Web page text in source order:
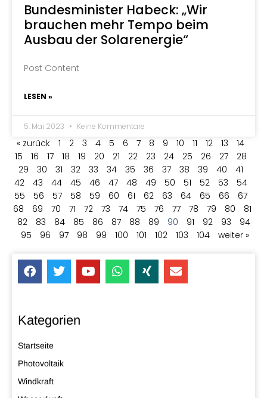
Bundesminister Habeck: „Wir
brauchen mehr Tempo beim
Ausbau der Solarenergie“
Post Content
LESEN »
5. Mai 2023 Keine Kommentare
« zurück 1 2 3 4 5 6 7 8 9 10 11 12 13
14
15
16 17 18 19 20 21 22 23 24 25 26 27
28
29
30 31 32 33 34 35 36 37 38 39 40
41
42
43 44 45 46 47 48 49 50 51 52 53
54
55
56 57 58 59 60 61 62 63 64 65 66
67
68
69 70 71 72 73 74 75 76 77 78 79 80
81
82
83 84 85 86 87 88 89 90 91 92 93
94
95
96 97 98 99 100 101 102 103 104 weiter »
Kategorien
Startseite
Photovoltaik
Windkraft